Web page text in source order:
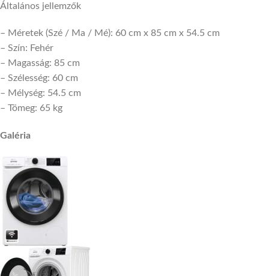
Általános jellemzők
– Méretek (Szé / Ma / Mé): 60 cm x 85 cm x 54.5 cm
– Szín: Fehér
– Magasság: 85 cm
– Szélesség: 60 cm
– Mélység: 54.5 cm
– Tömeg: 65 kg
Galéria